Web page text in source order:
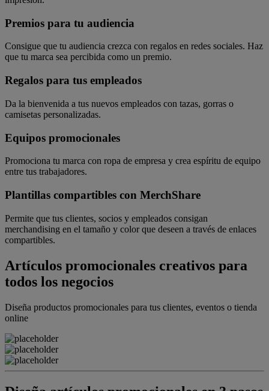
Premios para tu audiencia
Consigue que tu audiencia crezca con regalos en redes sociales. Haz
que tu marca sea percibida como un premio.
Regalos para tus empleados
Da la bienvenida a tus nuevos empleados con tazas, gorras o
camisetas personalizadas.
Equipos promocionales
Promociona tu marca con ropa de empresa y crea espíritu de equipo
entre tus trabajadores.
Plantillas compartibles con MerchShare
Permite que tus clientes, socios y empleados consigan
merchandising en el tamaño y color que deseen a través de enlaces
compartibles.
Artículos promocionales creativos para
todos los negocios
Diseña productos promocionales para tus clientes, eventos o tienda
online